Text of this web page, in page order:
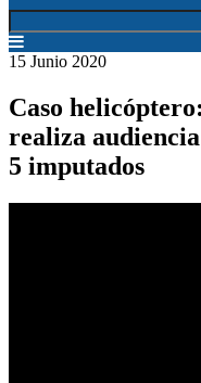
15 Junio 2020
Caso
realiza
5 imputados